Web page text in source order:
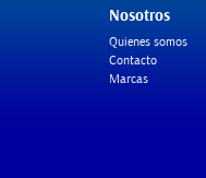
Nosotros
Quienes somos
Contacto
Marcas